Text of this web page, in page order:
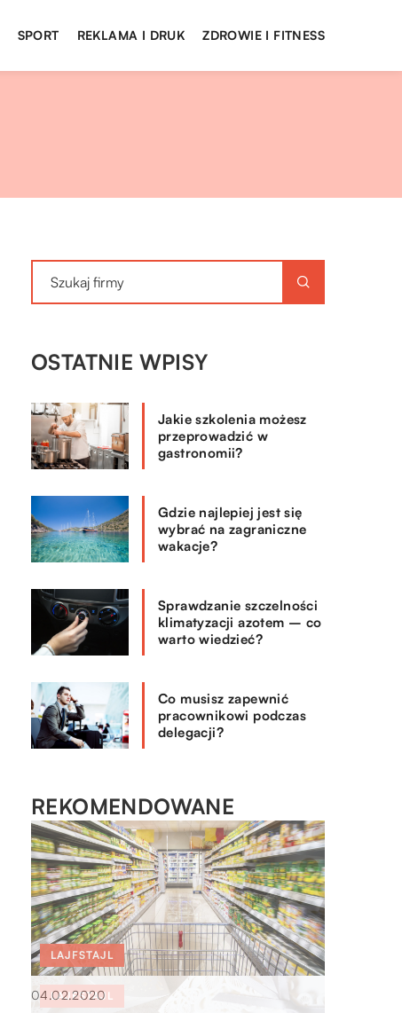
SPORT REKLAMA I DRUK ZDROWIE I FITNESS
OSTATNIE WPISY
Jakie szkolenia możesz
przeprowadzić w
gastronomii?
Gdzie najlepiej jest się
wybrać na zagraniczne
wakacje?
Sprawdzanie szczelności
klimatyzacji azotem – co
warto wiedzieć?
Co musisz zapewnić
pracownikowi podczas
delegacji?
REKOMENDOWANE
LAJFSTAJL
14.06.2022
LAJFSTAJL
04.02.2020
LAJFSTAJL